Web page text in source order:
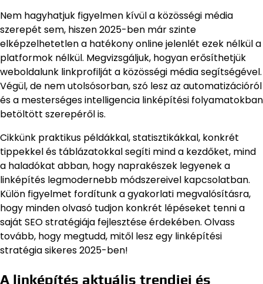
Nem hagyhatjuk figyelmen kívül a közösségi média
szerepét sem, hiszen 2025-ben már szinte
elképzelhetetlen a hatékony online jelenlét ezek nélkül a
platformok nélkül. Megvizsgáljuk, hogyan erősíthetjük
weboldalunk linkprofilját a közösségi média segítségével.
Végül, de nem utolsósorban, szó lesz az automatizációról
és a mesterséges intelligencia linképítési folyamatokban
betöltött szerepéről is.
Cikkünk praktikus példákkal, statisztikákkal, konkrét
tippekkel és táblázatokkal segíti mind a kezdőket, mind
a haladókat abban, hogy naprakészek legyenek a
linképítés legmodernebb módszereivel kapcsolatban.
Külön figyelmet fordítunk a gyakorlati megvalósításra,
hogy minden olvasó tudjon konkrét lépéseket tenni a
saját SEO stratégiája fejlesztése érdekében. Olvass
tovább, hogy megtudd, mitől lesz egy linképítési
stratégia sikeres 2025-ben!
A linképítés aktuális trendjei és